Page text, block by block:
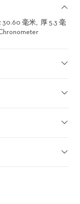
30.60 毫米
厚 5.3 毫